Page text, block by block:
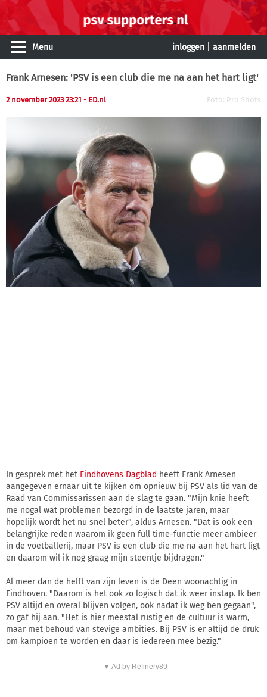
Menu inloggen aanmelden
Frank Arnesen: 'PSV is een club die me na aan het hart ligt'
2 november 2023 23:21 - ED.nl Foto: Pro Shots
In gesprek met het Eindhovens Dagblad heeft Frank Arnesen
aangegeven ernaar uit te kijken om opnieuw bij PSV als lid van de
Raad van Commissarissen aan de slag te gaan. "Mijn knie heeft
me nogal wat problemen bezorgd in de laatste jaren, maar
hopelijk wordt het nu snel beter", aldus Arnesen. "Dat is ook een
belangrijke reden waarom ik geen full time-functie meer ambieer
in de voetballerij, maar PSV is een club die me na aan het hart ligt
en daarom wil ik nog graag mijn steentje bijdragen."
Al meer dan de helft van zijn leven is de Deen woonachtig in
Eindhoven. "Daarom is het ook zo logisch dat ik weer instap. Ik ben
PSV altijd en overal blijven volgen, ook nadat ik weg ben gegaan",
zo gaf hij aan. "Het is hier meestal rustig en de cultuur is warm,
maar met behoud van stevige ambities. Bij PSV is er altijd de druk
om kampioen te worden en daar is iedereen mee bezig."
▼ Ad by Refinery89